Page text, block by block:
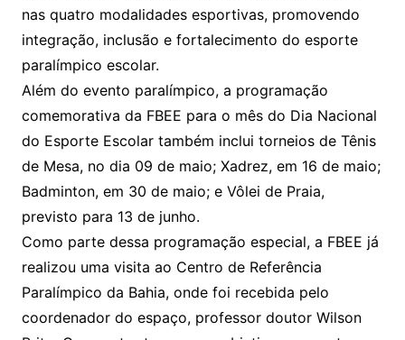
nas quatro modalidades esportivas, promovendo
integração, inclusão e fortalecimento do esporte
paralímpico escolar.
Além do evento paralímpico, a programação
comemorativa da FBEE para o mês do Dia Nacional
do Esporte Escolar também inclui torneios de Tênis
de Mesa, no dia 09 de maio; Xadrez, em 16 de maio;
Badminton, em 30 de maio; e Vôlei de Praia,
previsto para 13 de junho.
Como parte dessa programação especial, a FBEE já
realizou uma visita ao Centro de Referência
Paralímpico da Bahia, onde foi recebida pelo
coordenador do espaço, professor doutor Wilson